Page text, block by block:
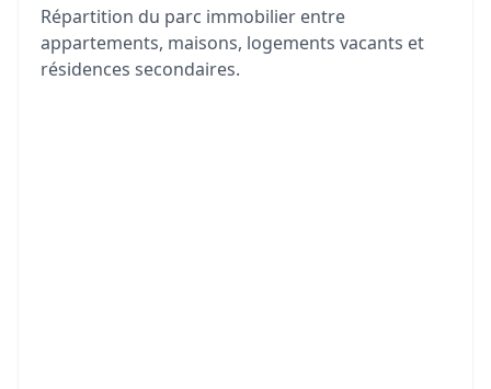
Répartition du parc immobilier entre
appartements, maisons, logements vacants et
résidences secondaires.